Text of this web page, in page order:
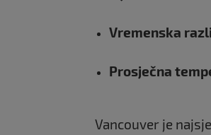
Vremenska
Prosječna
Vancouver je